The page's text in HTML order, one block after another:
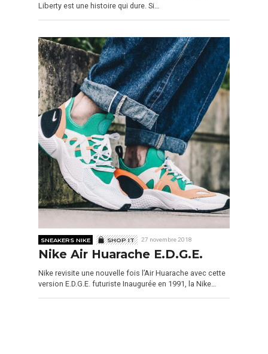
Liberty est une histoire qui dure. Si…
SNEAKERS NIKE SHOP IT 27 novembre 2018
Nike Air Huarache E.D.G.E.
Nike revisite une nouvelle fois l’Air Huarache avec cette
version E.D.G.E. futuriste Inaugurée en 1991, la Nike…